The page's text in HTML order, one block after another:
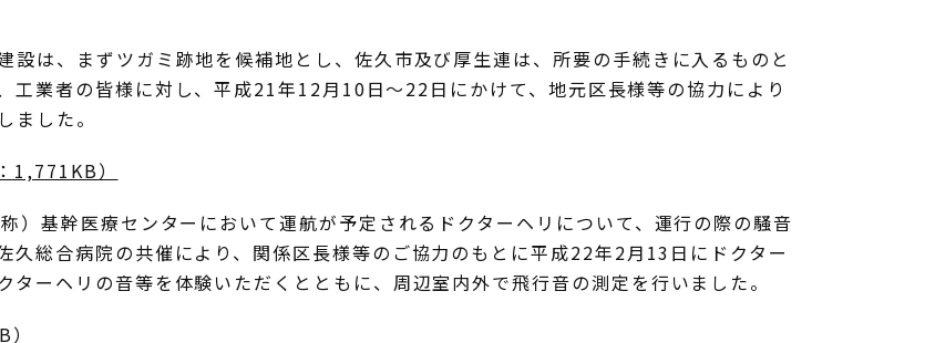
は、まずツガミ跡地を候補地とし、佐久市及び厚生連は、所要の手続きに入るものと
工業者の皆様に対し、平成21年12月10日～22日にかけて、地元区長様等の協力により
した。
1,771KB）
基幹医療センターにおいて運航が予定されるドクターヘリについて、運行の際の騒音
久総合病院の共催により、関係区長様等のご協力のもとに平成22年2月13日にドクター
ーヘリの音等を体験いただくとともに、周辺室内外で飛行音の測定を行いました。